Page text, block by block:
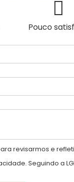
Pouco
revisarmos e
Seguindo a